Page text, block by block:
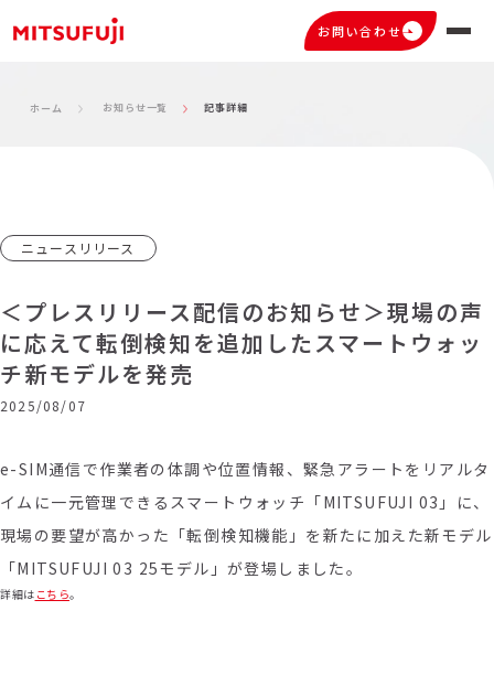
お問い合わせ
ホーム お知らせ一覧 記事詳細
ニュースリリース
＜プレスリリース配信のお知らせ＞現場の声
に応えて転倒検知を追加したスマートウォッ
チ新モデルを発売
2025/08/07
e-SIM通信で作業者の体調や位置情報、緊急アラートをリアルタ
イムに一元管理できるスマートウォッチ「MITSUFUJI 03」に、
現場の要望が高かった「転倒検知機能」を新たに加えた新モデル
「MITSUFUJI 03 25モデル」が登場しました。
詳細は こちら。